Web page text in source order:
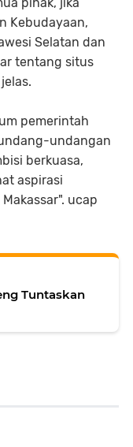
pihak, jika
Kebudayaan,
Selatan dan
tentang situs
pemerintah
undangan
berkuasa,
aspirasi
ucap
Tuntaskan